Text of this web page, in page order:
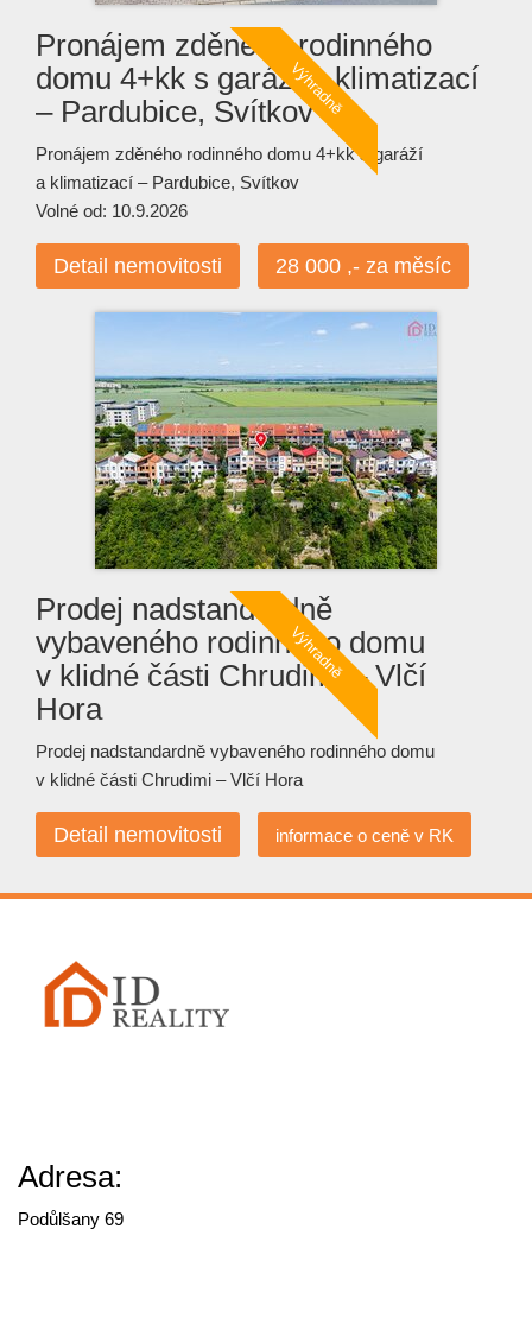
Pronájem zděného rodinného
domu 4+kk s garáží a klimatizací
– Pardubice, Svítkov
Pronájem zděného rodinného domu 4+kk s garáží
a klimatizací – Pardubice, Svítkov
Volné od: 10.9.2026
Detail nemovitosti 28 000 ,- za měsíc
Prodej nadstandardně
vybaveného rodinného domu
v klidné části Chrudimi – Vlčí
Hora
Prodej nadstandardně vybaveného rodinného domu
v klidné části Chrudimi – Vlčí Hora
Detail nemovitosti informace o ceně v RK
Adresa:
Podůlšany 69